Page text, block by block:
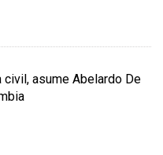
asume Abelardo De